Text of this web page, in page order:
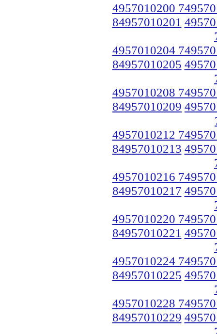
4957010200
84957010201
4957010204
84957010205
4957010208
84957010209
4957010212
84957010213
4957010216
84957010217
4957010220
84957010221
4957010224
84957010225
4957010228
84957010229